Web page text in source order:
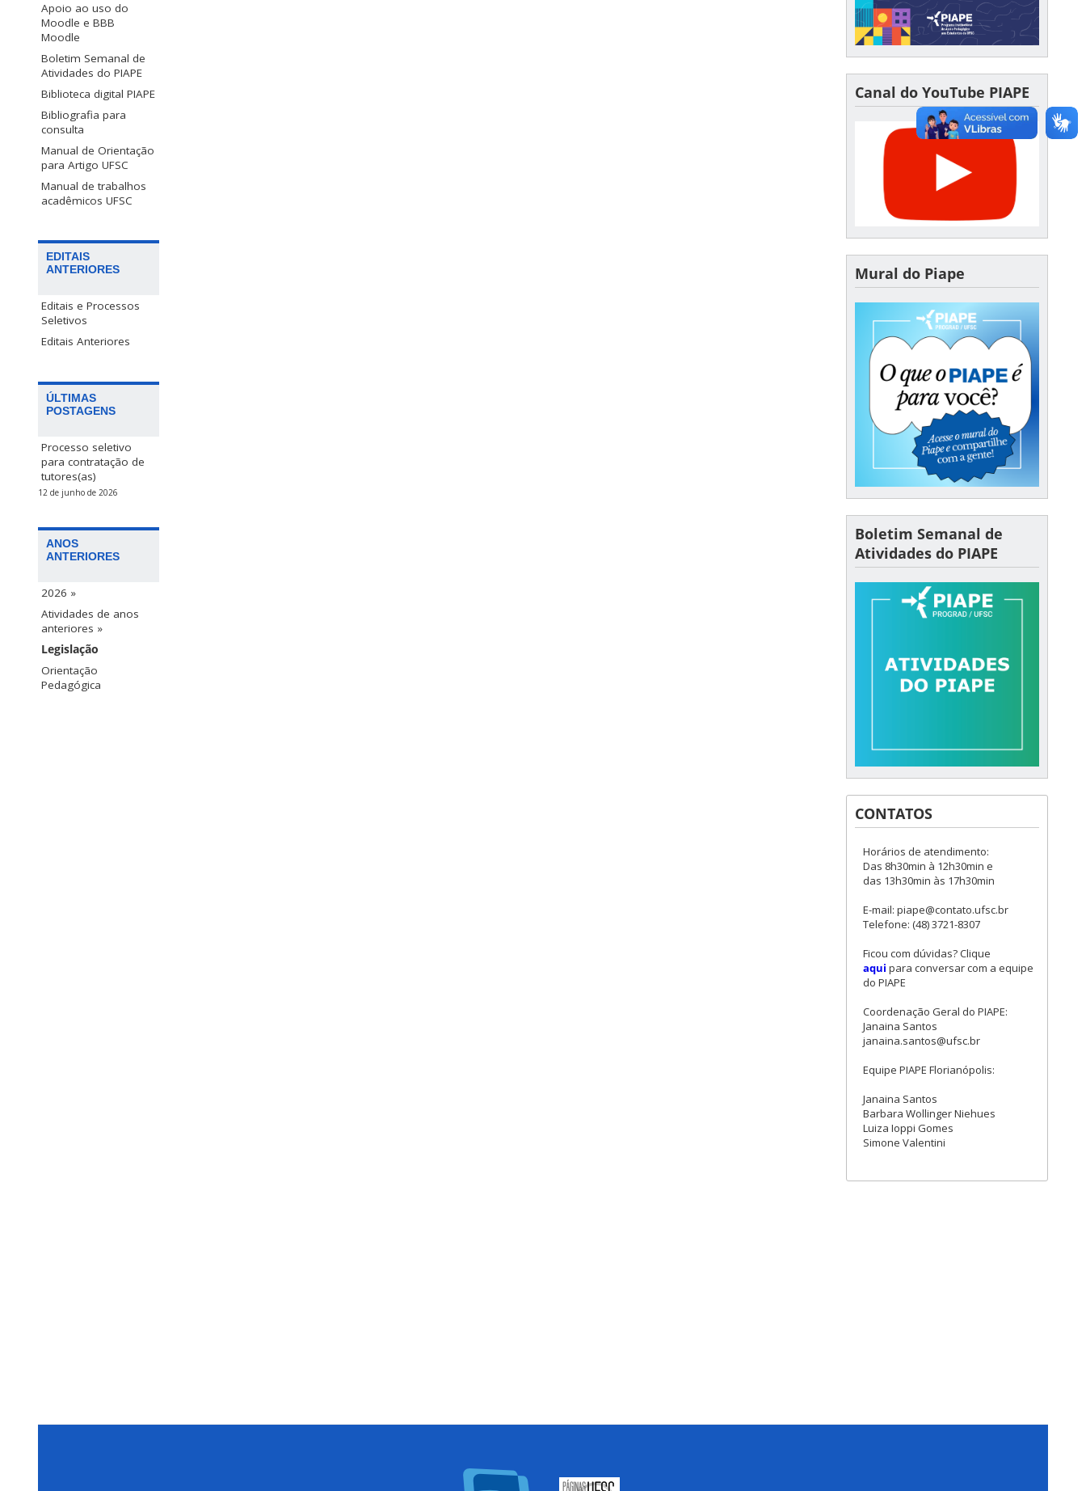
Apoio ao uso do
Moodle e BBB
Moodle
Boletim Semanal de
Atividades do PIAPE
Biblioteca digital PIAPE
Bibliografia para
consulta
Manual de Orientação
para Artigo UFSC
Manual de trabalhos
acadêmicos UFSC
EDITAIS
ANTERIORES
Editais e Processos
Seletivos
Editais Anteriores
ÚLTIMAS
POSTAGENS
Processo seletivo
para contratação de
tutores(as)
12 de junho de 2026
ANOS
ANTERIORES
2026 »
Atividades de anos
anteriores »
Legislação
Orientação
Pedagógica
Canal do YouTube PIAPE
Mural do Piape
Boletim Semanal de
Atividades do PIAPE
CONTATOS
Horários de atendimento:
Das 8h30min à 12h30min e
das 13h30min às 17h30min
E-mail: piape@contato.ufsc.br
Telefone: (48) 3721-8307
Ficou com dúvidas? Clique
aqui para conversar com a equipe
do PIAPE
Coordenação Geral do PIAPE:
Janaina Santos
janaina.santos@ufsc.br
Equipe PIAPE Florianópolis:
Janaina Santos
Barbara Wollinger Niehues
Luiza Ioppi Gomes
Simone Valentini